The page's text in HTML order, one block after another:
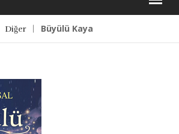
Diğer Büyülü Kaya